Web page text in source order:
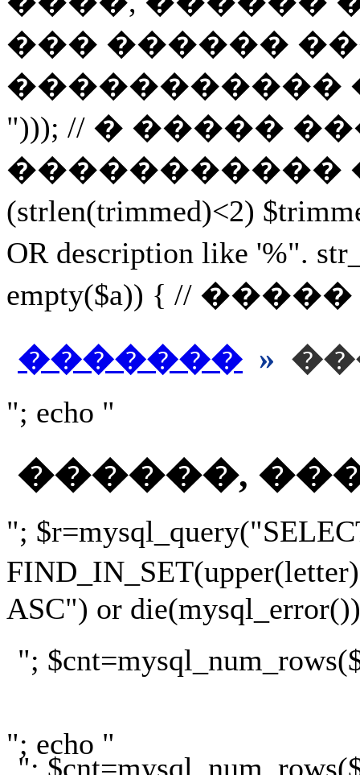
��� ������
�����������
"))); // � �����
�����������
(strlen(trimmed)<2)
OR description like
empty($a)) { //
������� »
"; echo "
������,
";
ASC") or
";
"; echo "
";